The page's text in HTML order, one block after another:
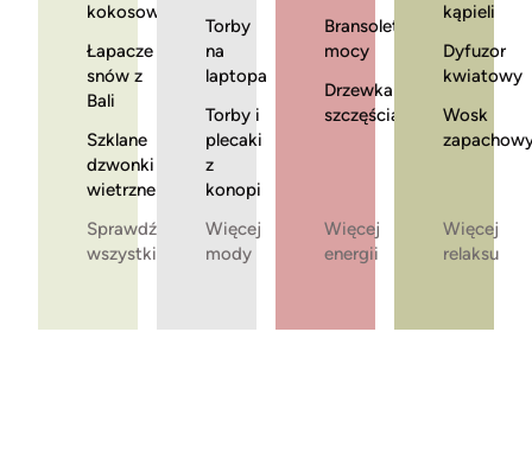
kokosowe
Łapacze
snów z
Bali
Szklane
dzwonki
wietrzne
Sprawdź
wszystkie
Torby
na
laptopa
Torby i
plecaki
z
konopi
Więcej
mody
Bransoletki
mocy
Drzewka
szczęścia
Więcej
energii
kąpieli
Dyfuzor
kwiatowy
Wosk
Więcej
relaksu